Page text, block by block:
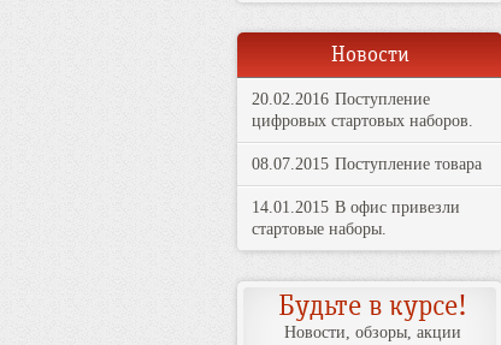
Новости
20.02.2016 Поступление
цифровых стартовых наборов.
08.07.2015 Поступление товара
14.01.2015 В офис привезли
стартовые наборы.
Будьте в курсе!
Новости, обзоры, акции